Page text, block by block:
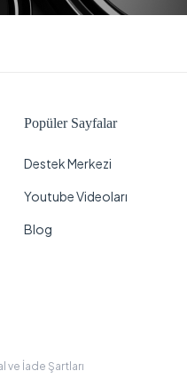
Popüler Sayfalar
Destek Merkezi
Youtube Videoları
Blog
ve İade Şartları